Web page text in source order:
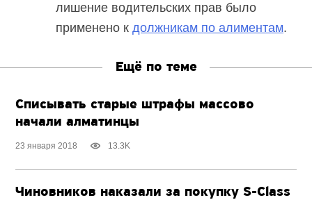
лишение водительских прав было
применено к должникам по алиментам.
Ещё по теме
Списывать старые штрафы массово
начали алматинцы
23 января 2018 13.3K
Чиновников наказали за покупку S-Class